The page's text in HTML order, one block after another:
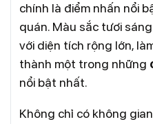
chính là điểm nhấn nổi
quán. Màu sắc tươi
với diện tích rộng lớn,
thành một trong những
nổi bật nhất.
Không chỉ có không